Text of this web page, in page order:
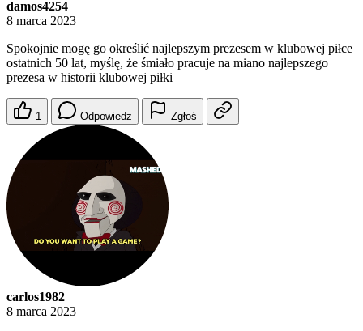
damos4254
8 marca 2023
Spokojnie mogę go określić najlepszym prezesem w klubowej piłce
ostatnich 50 lat, myślę, że śmiało pracuje na miano najlepszego
prezesa w historii klubowej piłki
1 Odpowiedz Zgłoś
carlos1982
8 marca 2023